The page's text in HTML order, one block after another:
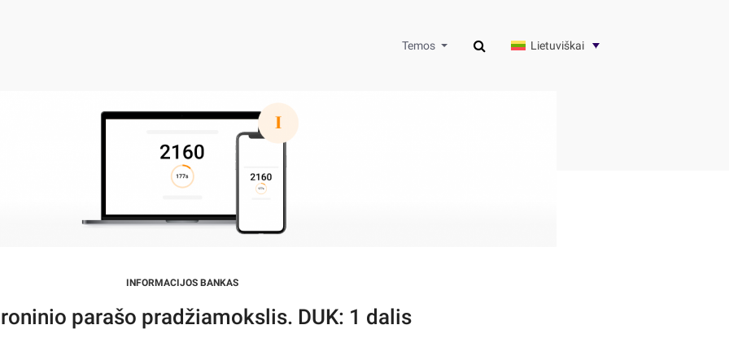
Temos Lietuviškai
INFORMACIJOS BANKAS
parašo pradžiamokslis. DUK: 1 dalis